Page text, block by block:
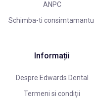
ANPC
Schimba-ti consimtamantul
Informații
Despre Edwards Dental
Termeni si condiţii